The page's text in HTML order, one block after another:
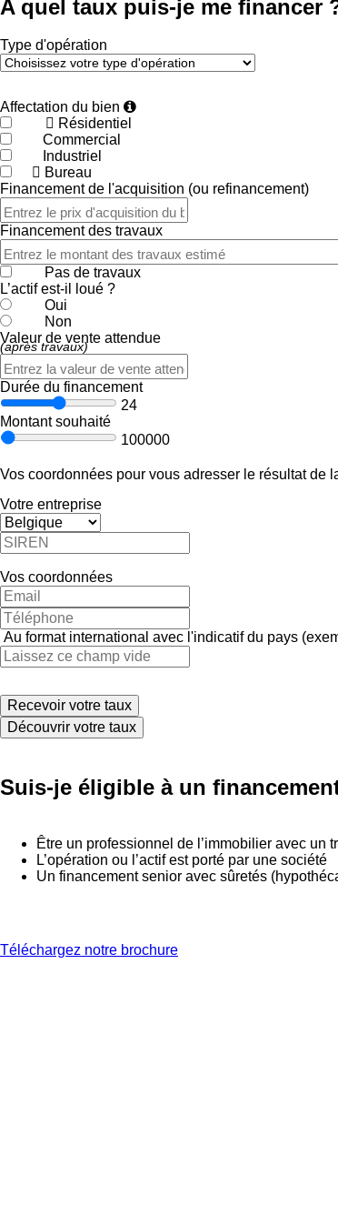
A quel taux puis-je me financer
Type d'opération
Affectation du bien
Résidentiel
Commercial
Industriel
Bureau
Financement de l'acquisition (ou refinancement)
Financement des travaux
Pas de travaux
L’actif est-il loué ?
Oui
Non
Valeur de vente attendue
(après travaux)
Durée du financement
24
Montant souhaité
100000
Vos coordonnées pour vous adresser le résultat de
Votre entreprise
Vos coordonnées
Au format international avec l'indicatif du pays
Découvrir votre taux
Suis-je éligible à un
Être un professionnel de l’immobilier avec un
L’opération ou l’actif est porté par une société
Un financement senior avec sûretés
Téléchargez notre brochure